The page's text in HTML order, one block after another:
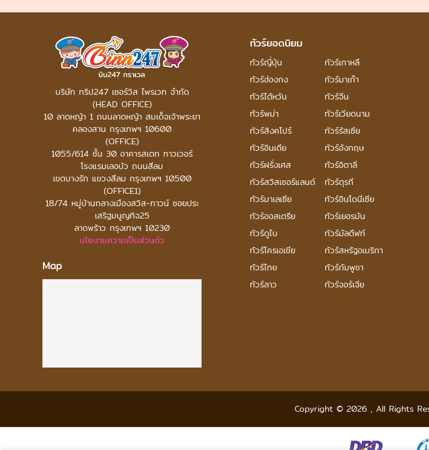
บริษัท ทริป247 เซอร์วิส ไพรเวท จำกัด
(HEAD OFFICE)
10 ลาดหญ้า 1 ถนนลาดหญ้า สมเด็จเจ้าพระยา
คลองสาน กรุงเทพฯ 10600
(OFFICE)
1055/614 ชั้น 30 อาคารสเตท ทาวเวอร์
โรงแรมเลอบัว ถนนสีลม
เขตบางรัก แขวงสีลม กรุงเทพฯ 10500
(OFFICE1)
18/74 หมู่บ้านกลางเมืองสวิส-ทาวน์ ซอยประ
เสริฐมนูญกิจ25
ลาดพร้าว กรุงเทพฯ 10230
นโยบายความเป็นส่วนตัว
Map
ทัวร์ยอดนิยม
ทัวร์ญี่ปุ่น
ทัวร์เกาหลี
ทัวร์ฮ่องกง
ทัวร์มาเก๊า
ทัวร์ไต้หวัน
ทัวร์จีน
ทัวร์พม่า
ทัวร์เวียดนาม
ทัวร์สิงคโปร์
ทัวร์รัสเซีย
ทัวร์อินเดีย
ทัวร์อังกฤษ
ทัวร์ฝรั่งเศส
ทัวร์อิตาลี
ทัวร์สวิสเซอร์แลนด์
ทัวร์ตุรกี
ทัวร์มาเลเซีย
ทัวร์อินโดนีเซีย
ทัวร์ออสเตรีย
ทัวร์เยอรมัน
ทัวร์ดูไบ
ทัวร์มัลดีฟท์
ทัวร์โครเอเชีย
ทัวร์สหรัฐอเมริกา
ทัวร์ไทย
ทัวร์กัมพูชา
ทัวร์ลาว
ทัวร์จอร์เจีย
Copyright © 2026 , All Rights